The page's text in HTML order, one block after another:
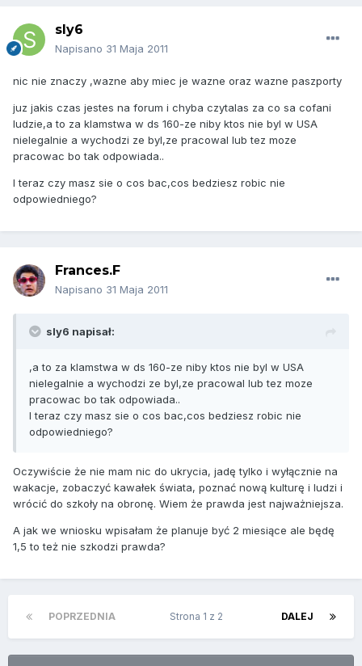
sly6
Napisano 31 Maja 2011
nic nie znaczy ,wazne aby miec je wazne oraz wazne paszporty
juz jakis czas jestes na forum i chyba czytalas za co sa cofani
ludzie,a to za klamstwa w ds 160-ze niby ktos nie byl w USA
nielegalnie a wychodzi ze byl,ze pracowal lub tez moze
pracowac bo tak odpowiada..
I teraz czy masz sie o cos bac,cos bedziesz robic nie
odpowiedniego?
Frances.F
Napisano 31 Maja 2011
sly6 napisał:
,a to za klamstwa w ds 160-ze niby ktos nie byl w USA
nielegalnie a wychodzi ze byl,ze pracowal lub tez moze
pracowac bo tak odpowiada..
I teraz czy masz sie o cos bac,cos bedziesz robic nie
odpowiedniego?
Oczywiście że nie mam nic do ukrycia, jadę tylko i wyłącznie na
wakacje, zobaczyć kawałek świata, poznać nową kulturę i ludzi i
wrócić do szkoły na obronę. Wiem że prawda jest najważniejsza.
A jak we wniosku wpisałam że planuje być 2 miesiące ale będę
1,5 to też nie szkodzi prawda?
POPRZEDNIA DALEJ
Strona 1 z 2